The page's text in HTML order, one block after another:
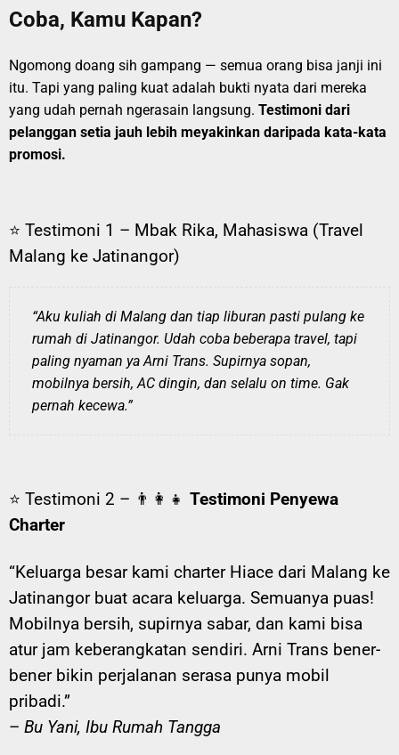
Coba, Kamu Kapan?
Ngomong doang sih gampang — semua orang bisa janji ini
itu. Tapi yang paling kuat adalah bukti nyata dari mereka
yang udah pernah ngerasain langsung. Testimoni dari
pelanggan setia jauh lebih meyakinkan daripada kata-kata
promosi.
⭐ Testimoni 1 – Mbak Rika, Mahasiswa (Travel
Malang ke Jatinangor)
“Aku kuliah di Malang dan tiap liburan pasti pulang ke
rumah di Jatinangor. Udah coba beberapa travel, tapi
paling nyaman ya Arni Trans. Supirnya sopan,
mobilnya bersih, AC dingin, dan selalu on time. Gak
pernah kecewa.”
⭐ Testimoni 2 – 👨‍👩‍👧 Testimoni Penyewa
Charter
“Keluarga besar kami charter Hiace dari Malang ke
Jatinangor buat acara keluarga. Semuanya puas!
Mobilnya bersih, supirnya sabar, dan kami bisa
atur jam keberangkatan sendiri. Arni Trans bener-
bener bikin perjalanan serasa punya mobil
pribadi.”
– Bu Yani, Ibu Rumah Tangga